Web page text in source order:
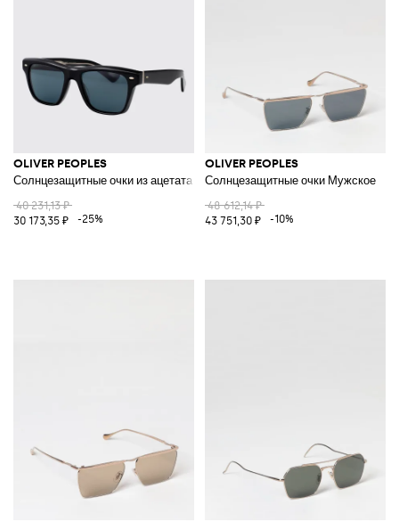
OLIVER PEOPLES
Солнцезащитные очки из ацетата
40 231,13 ₽
30 173,35 ₽
-25%
OLIVER PEOPLES
Солнцезащитные очки Мужское
48 612,14 ₽
43 751,30 ₽
-10%